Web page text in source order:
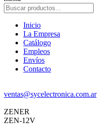
Inicio
La Empresa
Catálogo
Empleos
Envíos
Contacto
ventas@sycelectronica.com.ar
ZENER
ZEN-12V